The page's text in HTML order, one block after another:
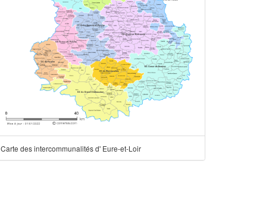
Carte des intercommunalités d' Eure-et-Loir